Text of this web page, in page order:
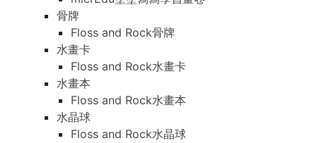
骨牌
Floss and Rock骨牌
水畫卡
Floss and Rock水畫卡
水畫本
Floss and Rock水畫本
水晶球
Floss and Rock水晶球